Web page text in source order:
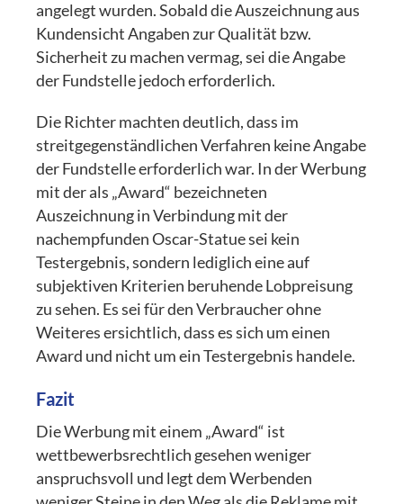
angelegt wurden. Sobald die Auszeichnung aus
Kundensicht Angaben zur Qualität bzw.
Sicherheit zu machen vermag, sei die Angabe
der Fundstelle jedoch erforderlich.
Die Richter machten deutlich, dass im
streitgegenständlichen Verfahren keine Angabe
der Fundstelle erforderlich war. In der Werbung
mit der als „Award“ bezeichneten
Auszeichnung in Verbindung mit der
nachempfunden Oscar-Statue sei kein
Testergebnis, sondern lediglich eine auf
subjektiven Kriterien beruhende Lobpreisung
zu sehen. Es sei für den Verbraucher ohne
Weiteres ersichtlich, dass es sich um einen
Award und nicht um ein Testergebnis handele.
Fazit
Die Werbung mit einem „Award“ ist
wettbewerbsrechtlich gesehen weniger
anspruchsvoll und legt dem Werbenden